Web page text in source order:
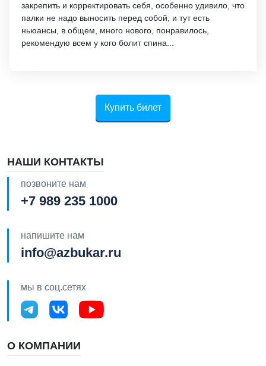
закрепить и корректировать себя, особенно удивило, что
палки не надо выносить перед собой, и тут есть
ньюансы, в общем, много нового, понравилось,
рекомендую всем у кого болит спина...
Купить билет
НАШИ КОНТАКТЫ
позвоните нам
+7 989 235 1000
напишите нам
info@azbukar.ru
мы в соц.сетях
О КОМПАНИИ